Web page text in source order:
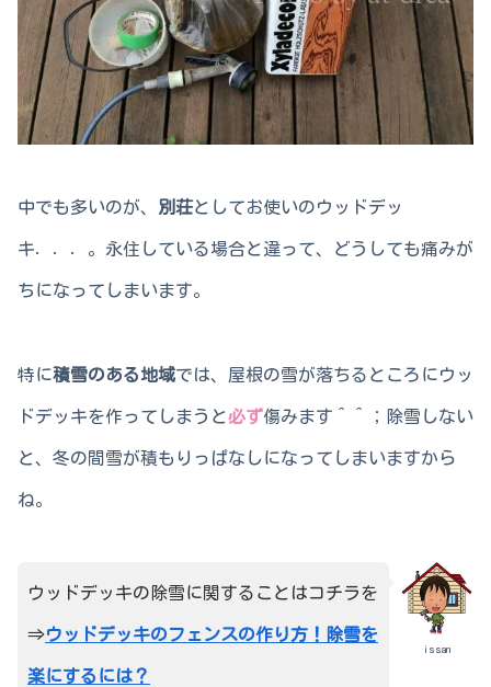
中でも多いのが、 別荘としてお使いのウッドデッ
キ．．．。永住している場合と違って、どうしても痛みが
ちになってしまいます。
特に積雪のある地域では、屋根の雪が落ちるところにウッ
ドデッキを作ってしまうと必ず傷みます＾＾；除雪しない
と、冬の間雪が積もりっぱなしになってしまいますから
ね。
issan
ウッドデッキの除雪に関することはコチラを
⇒ウッドデッキのフェンスの作り方！除雪を
楽にするには？